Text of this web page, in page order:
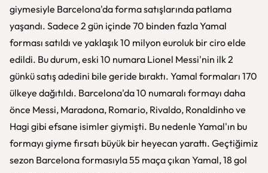
giymesiyle Barcelona'da forma satışlarında patlama
yaşandı. Sadece 2 gün içinde 70 binden fazla Yamal
forması satıldı ve yaklaşık 10 milyon euroluk bir ciro elde
edildi. Bu durum, eski 10 numara Lionel Messi'nin ilk 2
günkü satış adedini bile geride bıraktı. Yamal formaları 170
ülkeye dağıtıldı. Barcelona'da 10 numaralı formayı daha
önce Messi, Maradona, Romario, Rivaldo, Ronaldinho ve
Hagi gibi efsane isimler giymişti. Bu nedenle Yamal'ın bu
formayı giyme fırsatı büyük bir heyecan yarattı. Geçtiğimiz
sezon Barcelona formasıyla 55 maça çıkan Yamal, 18 gol